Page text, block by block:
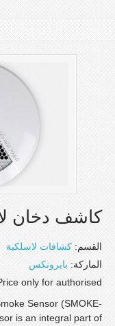
كاشف دخان
القسم:كشافات لاسلكية
الماركة: بايرونكس
only for authorised
Sensor (SMOKE-
is an integral part of